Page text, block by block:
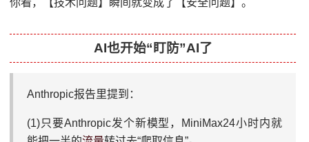
你看，【技术问题】瞬间就变成了【安全问题】。
AI也开始“盯防”AI了
Anthropic报告里提到：
(1)只要Anthropic发个新模型，MiniMax24小时内就